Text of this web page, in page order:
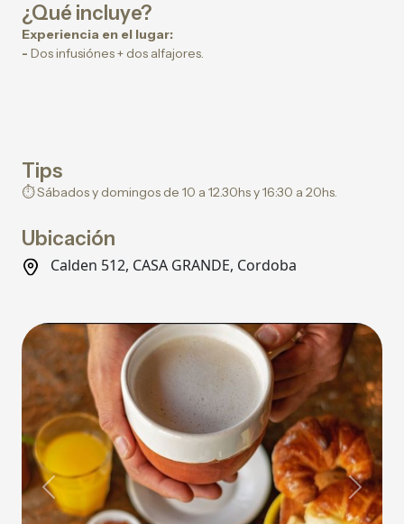
¿Qué incluye?
Experiencia en el lugar:
- Dos infusiónes + dos alfajores.
Tips
⏱️ Sábados y domingos de 10 a 12.30hs y 16:30 a 20hs.
Ubicación
Calden 512, CASA GRANDE, Cordoba
Previous Next